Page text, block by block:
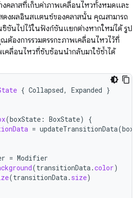
งคลาสที่เก็บค่าภาพเคลื่อนไหวทั้งหมดและ
งผลอินสแตนซ์ของคลาสนั้น คุณสามารถ
ซิชันไปไว้ในฟังก์ชันแยกต่างหากใหม่ได้ รูป
องการรวมตรรกะภาพเคลื่อนไหวไว้ที่
คลื่อนไหวที่ซับซ้อนนำกลับมาใช้ซ้ำได้
{ Collapsed, Expanded }
(boxState : BoxState)
{
= updateTransitionData(
= Modifier
(transitionData.color)
(transitionData. size)